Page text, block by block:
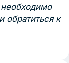
необходимо
обратиться к